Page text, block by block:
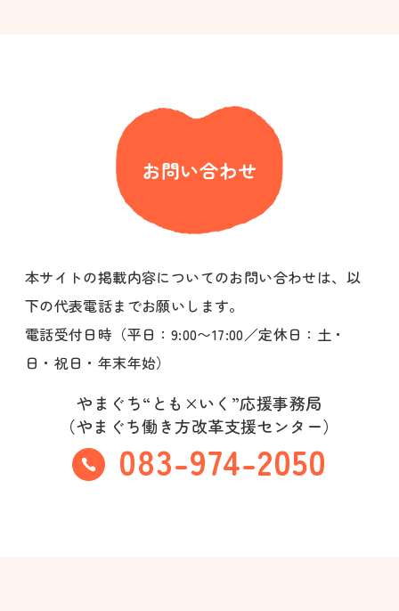
お問い合わせ
本サイトの掲載内容についてのお問い合わせは、以
下の代表電話までお願いします。
電話受付日時（平日：9:00〜17:00／定休日：土・
日・祝日・年末年始）
やまぐち“とも×いく”応援事務局
（やまぐち働き方改革支援センター）
083-974-2050